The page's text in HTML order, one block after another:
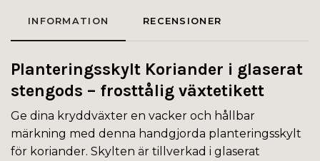
INFORMATION RECENSIONER
Planteringsskylt Koriander i glaserat
stengods – frosttålig växtetikett
Ge dina kryddväxter en vacker och hållbar
märkning med denna handgjorda planteringsskylt
för koriander. Skylten är tillverkad i glaserat